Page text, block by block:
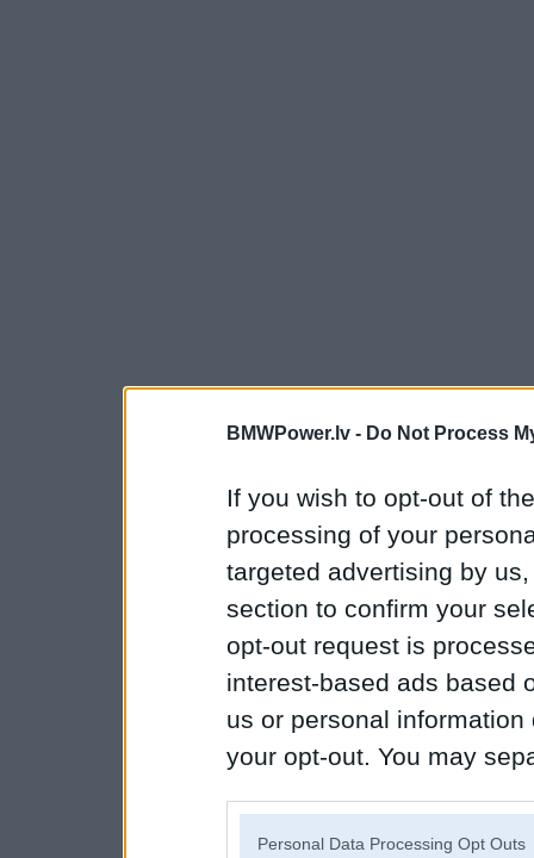
BMWPower.lv - Do Not Process
If you wish to opt-out of
processing of your
targeted advertising by
section to confirm your
opt-out request is
interest-based ads based
us or personal
your opt-out. You may
Personal Data Processing Opt Outs